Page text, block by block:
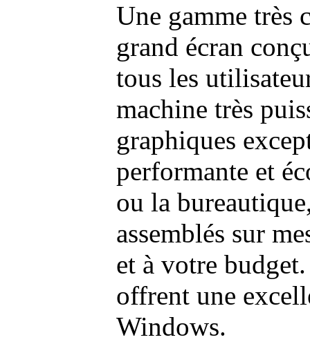
Une gamme très
grand écran
tous les
machine très
graphiques
performante et
ou la
assemblés sur
et à votre
offrent une
Windows.